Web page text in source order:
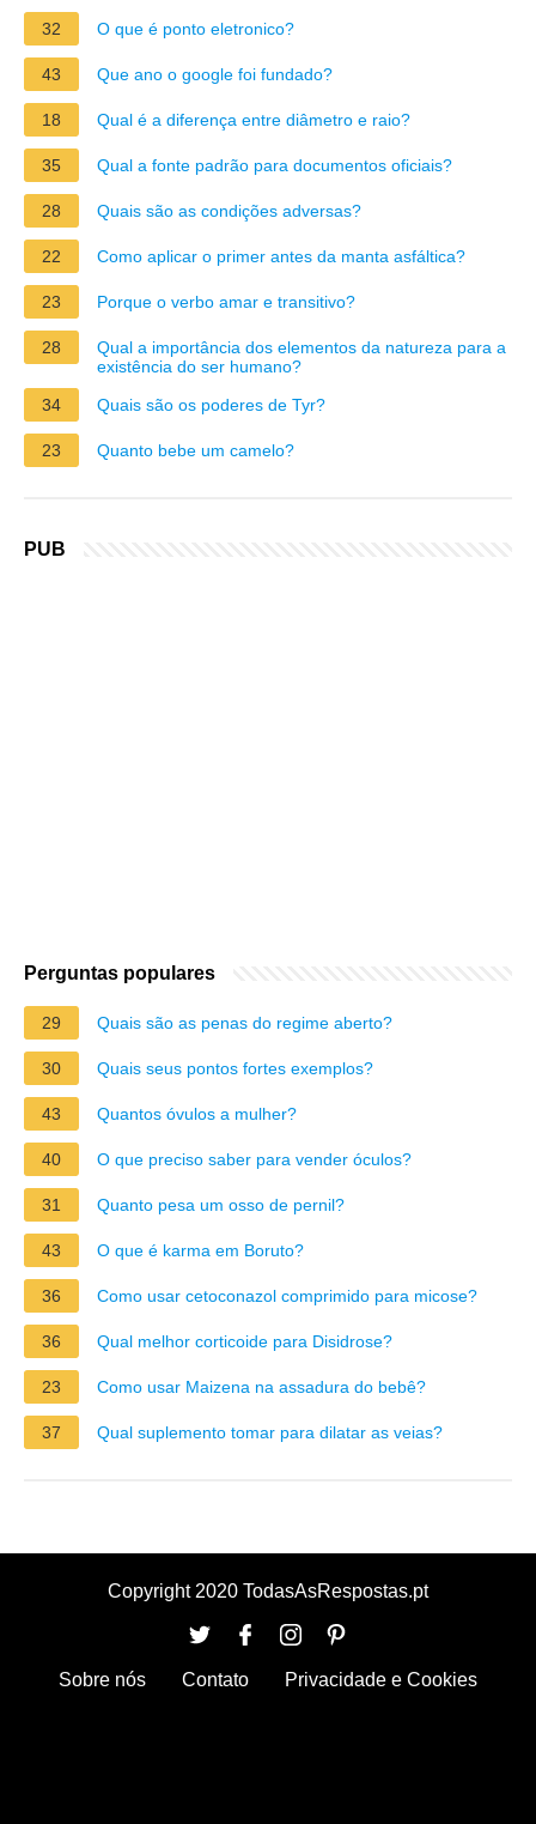
32 O que é ponto eletronico?
43 Que ano o google foi fundado?
18 Qual é a diferença entre diâmetro e raio?
35 Qual a fonte padrão para documentos oficiais?
28 Quais são as condições adversas?
22 Como aplicar o primer antes da manta asfáltica?
23 Porque o verbo amar e transitivo?
28
Qual a importância dos elementos da natureza para a
existência do ser humano?
34
Quais são os poderes de Tyr?
23 Quanto bebe um camelo?
PUB
Perguntas populares
29 Quais são as penas do regime aberto?
30 Quais seus pontos fortes exemplos?
43 Quantos óvulos a mulher?
40 O que preciso saber para vender óculos?
31 Quanto pesa um osso de pernil?
43 O que é karma em Boruto?
36 Como usar cetoconazol comprimido para micose?
36 Qual melhor corticoide para Disidrose?
23 Como usar Maizena na assadura do bebê?
37 Qual suplemento tomar para dilatar as veias?
Copyright 2020 TodasAsRespostas.pt
Sobre nós Contato Privacidade e Cookies